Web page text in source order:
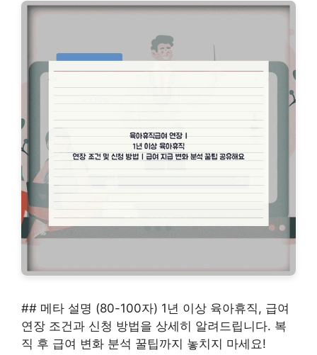
## 메타 설명 (80-100자) 1년 이상 육아휴직, 급여
연장 조건과 신청 방법을 상세히 알려드립니다. 복
직 후 급여 변화 분석 꿀팁까지 놓치지 마세요!